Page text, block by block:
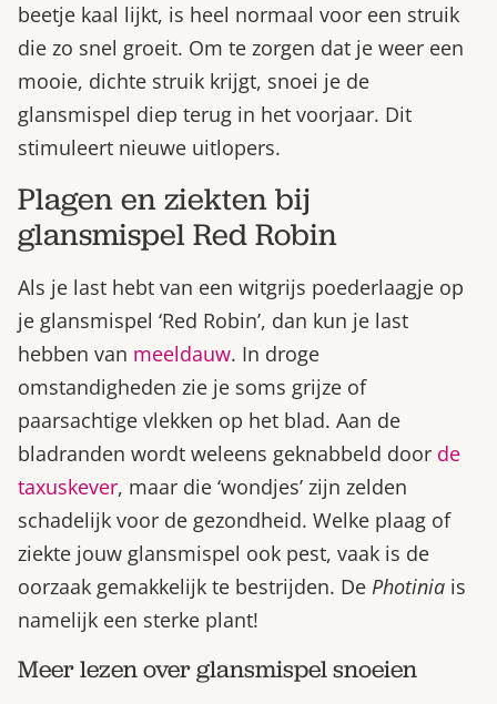
beetje kaal lijkt, is heel normaal voor een struik
die zo snel groeit. Om te zorgen dat je weer een
mooie, dichte struik krijgt, snoei je de
glansmispel diep terug in het voorjaar. Dit
stimuleert nieuwe uitlopers.
Plagen en ziekten bij
glansmispel Red Robin
Als je last hebt van een witgrijs poederlaagje op
je glansmispel ‘Red Robin’, dan kun je last
hebben van meeldauw. In droge
omstandigheden zie je soms grijze of
paarsachtige vlekken op het blad. Aan de
bladranden wordt weleens geknabbeld door de
taxuskever, maar die ‘wondjes’ zijn zelden
schadelijk voor de gezondheid. Welke plaag of
ziekte jouw glansmispel ook pest, vaak is de
oorzaak gemakkelijk te bestrijden. De Photinia is
namelijk een sterke plant!
Meer lezen over glansmispel snoeien